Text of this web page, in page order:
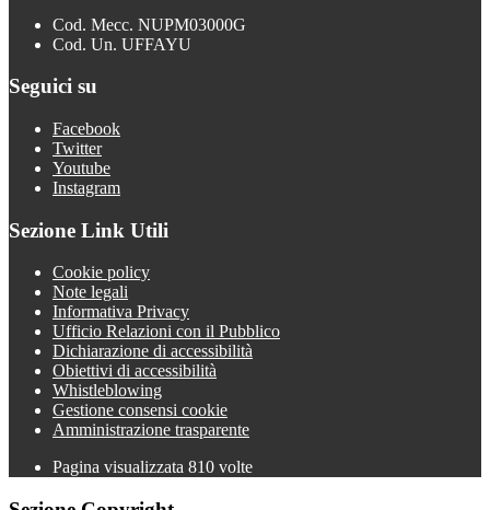
Cod. Mecc. NUPM03000G
Cod. Un. UFFAYU
Seguici su
Facebook
Twitter
Youtube
Instagram
Sezione Link Utili
Cookie policy
Note legali
Informativa Privacy
Ufficio Relazioni con il Pubblico
Dichiarazione di accessibilità
Obiettivi di accessibilità
Whistleblowing
Gestione consensi cookie
Amministrazione trasparente
Pagina visualizzata 810 volte